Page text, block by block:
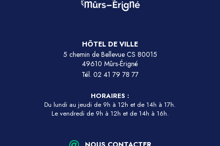
HÔTEL DE VILLE
5 chemin de Bellevue CS 80015
49610 Mûrs-Érigné
Tél. 02 41 79 78 77
HORAIRES :
Du lundi au jeudi de 9h à 12h et de 14h à 17h.
Le vendredi de 9h à 12h et de 14h à 16h.